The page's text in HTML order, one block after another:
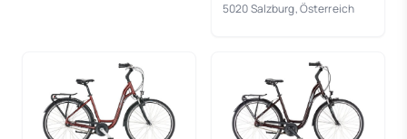
5020 Salzburg, Österreich